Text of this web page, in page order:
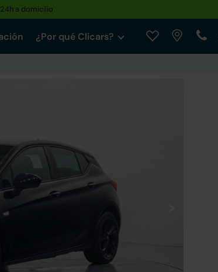
24h a domicilio
¿Por qué Clicars?